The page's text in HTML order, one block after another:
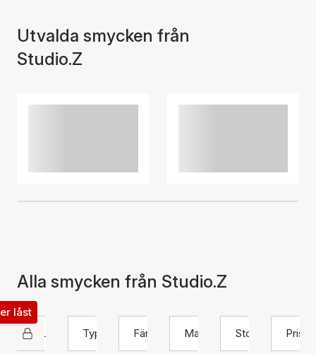
Utvalda smycken från
Studio.Z
Alla smycken från Studio.Z
Studio Z
låst
Typ
Färg Material Storlek Pris